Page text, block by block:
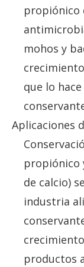
propiónico
mohos y
que lo
Aplicaciones
propiónico
de calcio)
industria
productos